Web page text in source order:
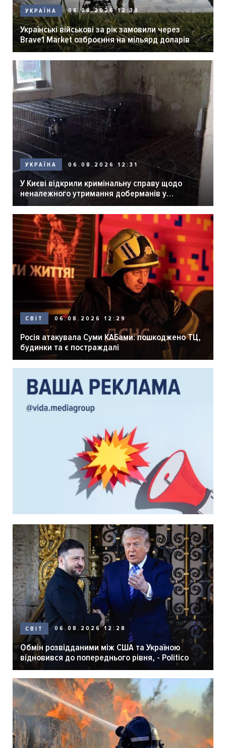
УКРАЇНА 06.08.2026 12:39
Українські військові за рік замовили через
Brave1 Market озброєння на мільярд доларів
УКРАЇНА 06.08.2026 12:31
У Києві відкрили кримінальну справу щодо
неналежного утримання доберманів у
розпліднику
СВІТ 06.08.2026 12:29
Росія атакувала Суми КАБами: пошкоджено ТЦ,
будинки та є постраждалі
СВІТ 06.08.2026 12:28
Обмін розвідданими між США та Україною
відновився до попереднього рівня, - Politico